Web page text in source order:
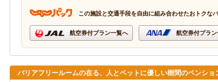
この施設と交通手段を自由に組み合わせたおトクな
航空券付プラン一覧へ 航空券付プラ
バリアフリールームの在る、人とペットに優しい樹間のペンショ